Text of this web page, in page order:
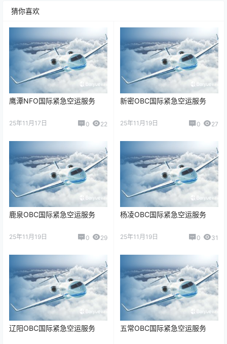
猜你喜欢
鹰潭NFO国际紧急空运服务
25年11月17日 0 22
新密OBC国际紧急空运服务
25年11月19日 0 27
鹿泉OBC国际紧急空运服务
25年11月19日 0 29
杨凌OBC国际紧急空运服务
25年11月19日 0 31
辽阳OBC国际紧急空运服务 五常OBC国际紧急空运服务